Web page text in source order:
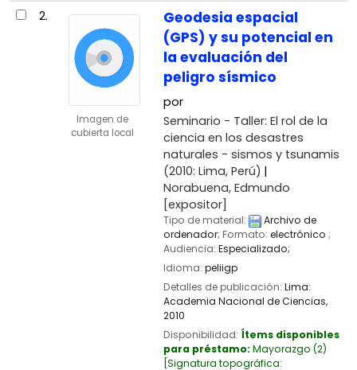
2.
Imagen de
cubierta local
Geodesia espacial
(GPS) y su potencial en
la evaluación del
peligro sísmico
por
Seminario - Taller: El rol de la
ciencia en los desastres
naturales - sismos y tsunamis
(2010: Lima, Perú)
Norabuena, Edmundo
[expositor]
Tipo de material:
Archivo de
ordenador; Formato: electrónico ;
Audiencia: Especializado;
Idioma: peliigp
Detalles de publicación: Lima:
Academia Nacional de Ciencias,
2010
Disponibilidad: Ítems disponibles
para préstamo: Mayorazgo (2)
Signatura topográfica: